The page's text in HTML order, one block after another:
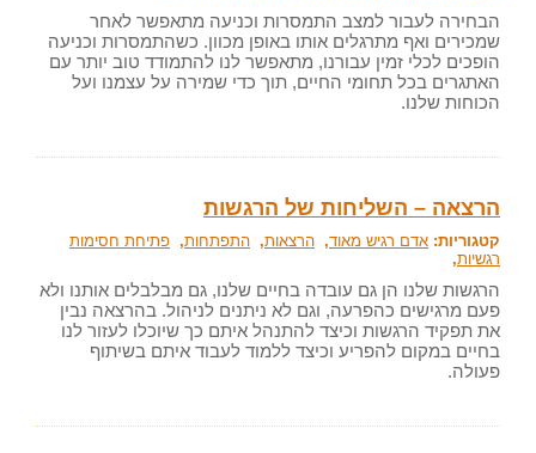
הבחירה לעבור למצב התמסרות וכניעה מתאפשר לאחר
שמכירים ואף מתרגלים אותו באופן מכוון. כשהתמסרות וכניעה
הופכים לכלי זמין עבורנו, מתאפשר לנו להתמודד טוב יותר עם
האתגרים בכל תחומי החיים, תוך כדי שמירה על עצמנו ועל
הכוחות שלנו.
הרצאה – השליחות של הרגשות
קטגוריות: אדם רגיש מאוד, הרצאות, התפתחות, פתיחת חסימות
רגשיות,
הרגשות שלנו הן גם עובדה בחיים שלנו, גם מבלבלים אותנו ולא
פעם מרגישים כהפרעה, וגם לא ניתנים לניהול. בהרצאה נבין
את תפקיד הרגשות וכיצד להתנהל איתם כך שיוכלו לעזור לנו
בחיים במקום להפריע וכיצד ללמוד לעבוד איתם בשיתוף
פעולה.